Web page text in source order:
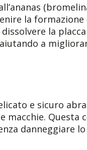
la
la
a
e sicuro
Questa
danneggiare